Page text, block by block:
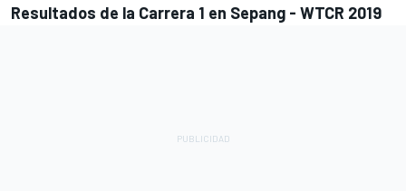
Resultados de la Carrera 1 en Sepang - WTCR 2019